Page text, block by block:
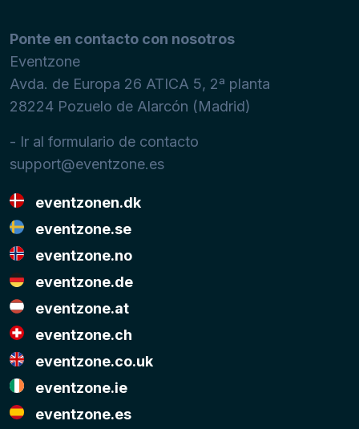
Ponte en contacto con nosotros
Eventzone
Avda. de Europa 26 ATICA 5, 2ª planta
28224 Pozuelo de Alarcón (Madrid)
- Ir al formulario de contacto
support@eventzone.es
eventzonen.dk
eventzone.se
eventzone.no
eventzone.de
eventzone.at
eventzone.ch
eventzone.co.uk
eventzone.ie
eventzone.es